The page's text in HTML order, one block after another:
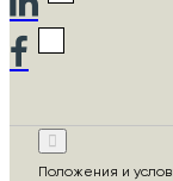
Положения и